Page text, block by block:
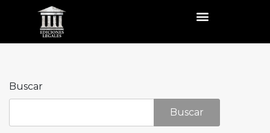
Buscar
Buscar